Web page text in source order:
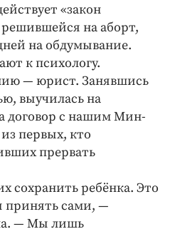
«закон
на аборт,
на обдумывание.
к психологу.
— юрист. Занявшись
выучилась на
договор с нашим Мин­
первых, кто
прервать
сохранить ребёнка. Это
сами, —
— ​Мы лишь